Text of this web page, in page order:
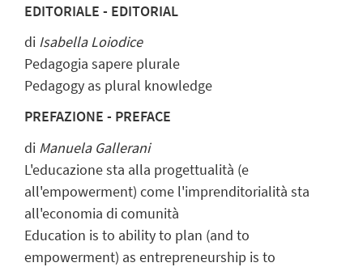
EDITORIALE - EDITORIAL
di Isabella Loiodice
Pedagogia sapere plurale
Pedagogy as plural knowledge
PREFAZIONE - PREFACE
di Manuela Gallerani
L'educazione sta alla progettualità (e
all'empowerment) come l'imprenditorialità sta
all'economia di comunità
Education is to ability to plan (and to
empowerment) as entrepreneurship is to